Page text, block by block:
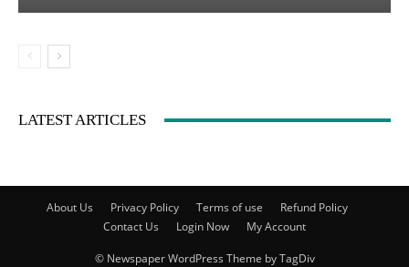
LATEST ARTICLES
About Us Privacy Policy Terms of use
Refund Policy
Contact Us
Login Now My Account
© Newspaper WordPress Theme by TagDiv